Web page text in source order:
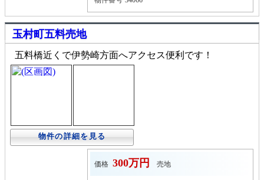
玉村町五料売地
五料橋近くで伊勢崎方面へアクセス便利です！
物件の詳細を見る
価格 300万円 売地